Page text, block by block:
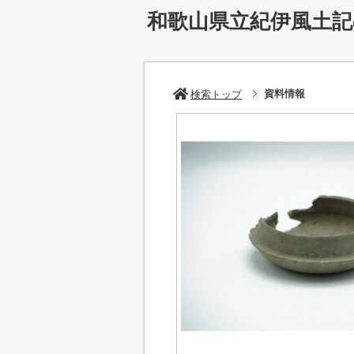
和歌山県立紀伊風土
検索トップ 資料情報